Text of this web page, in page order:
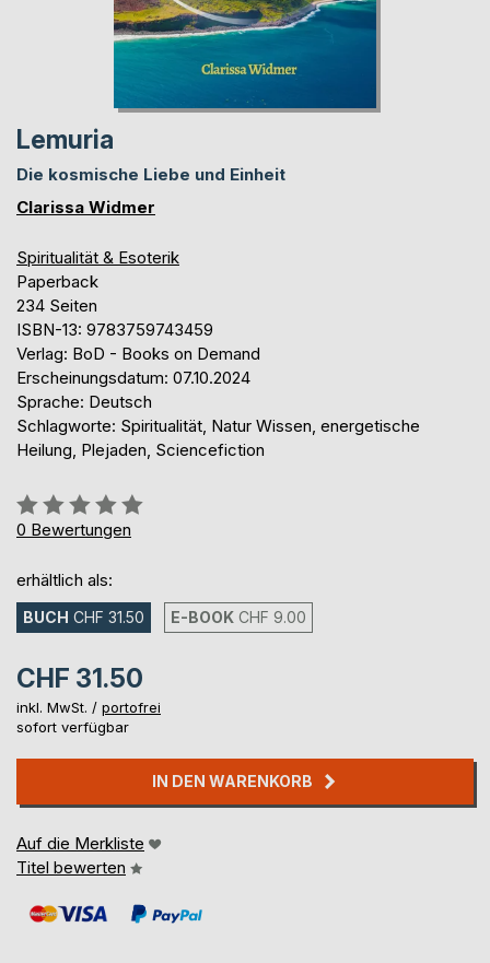
Lemuria
Die kosmische Liebe und Einheit
Clarissa Widmer
Spiritualität & Esoterik
Paperback
234 Seiten
ISBN-13: 9783759743459
Verlag: BoD - Books on Demand
Erscheinungsdatum: 07.10.2024
Sprache: Deutsch
Schlagworte: Spiritualität, Natur Wissen, energetische
Heilung, Plejaden, Sciencefiction
Bewertung::
0%
0 Bewertungen
erhältlich als:
BUCH CHF 31.50 E-BOOK CHF 9.00
CHF 31.50
inkl. MwSt. / portofrei
sofort verfügbar
IN DEN WARENKORB
Auf die Merkliste
Titel bewerten